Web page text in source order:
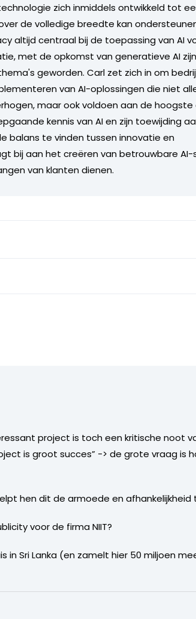
zich inmiddels ontwikkeld tot
de volledige breedte kan
altijd centraal bij de toepassing van AI
met de opkomst van generatieve AI
geworden. Carl zet zich in om
van AI-oplossingen die niet
maar ook voldoen aan de hoogste
kennis van AI en zijn toewijding
balans te vinden tussen innovatie en
bij aan het creëren van betrouwbare
van klanten dienen.
project is toch een kritische noot
is groot succes” -> de grote vraag
hen dit de armoede en
voor de firma NIIT?
Sri Lanka (en zamelt hier 50 miljoen